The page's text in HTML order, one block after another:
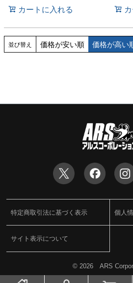
カートに入れる
並び替え 価格が安い順 価格が高い
特定商取引法に基づく表示 個人
サイト表示について
© 2026 ARS